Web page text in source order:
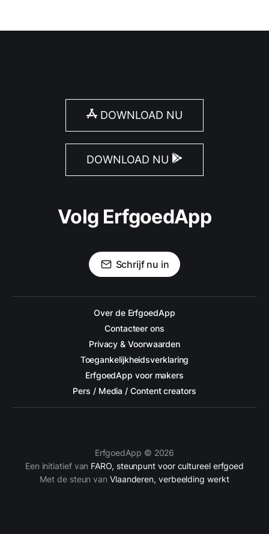
DOWNLOAD NU
DOWNLOAD NU
Volg ErfgoedApp
Schrijf nu in
Over de ErfgoedApp
Contacteer ons
Privacy & Voorwaarden
Toegankelijkheidsverklaring
ErfgoedApp voor makers
Pers / Media / Content creators
ErfgoedApp © 2026
Een initiatief van FARO, steunpunt voor cultureel erfgoed
Met de steun van Vlaanderen, verbeelding werkt